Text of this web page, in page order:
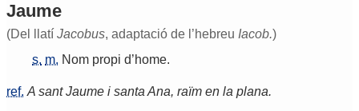
Jaume
(Del llatí Jacobus, adaptació de l’hebreu Iacob.)
s. m. Nom propi d’home.
ref. A sant Jaume i santa Ana, raïm en la plana.